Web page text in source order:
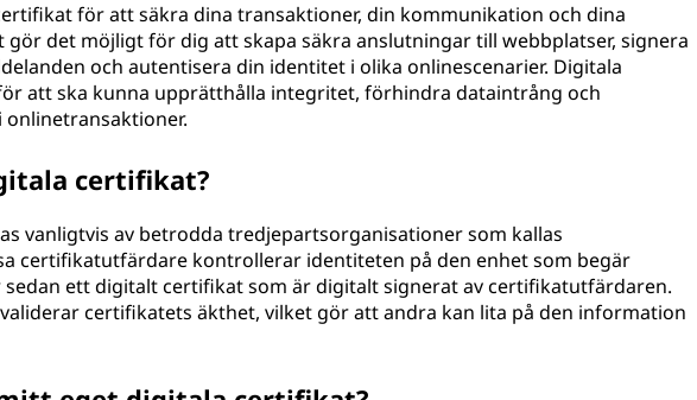
för att säkra dina transaktioner, din kommunikation och dina
det möjligt för dig att skapa säkra anslutningar till webbplatser, signera
och autentisera din identitet i olika onlinescenarier. Digitala
att ska kunna upprätthålla integritet, förhindra dataintrång och
certifikat?
vanligtvis av betrodda tredjepartsorganisationer som kallas
certifikatutfärdare kontrollerar identiteten på den enhet som begär
ett digitalt certifikat som är digitalt signerat av certifikatutfärdaren.
certifikatets äkthet, vilket gör att andra kan lita på den information